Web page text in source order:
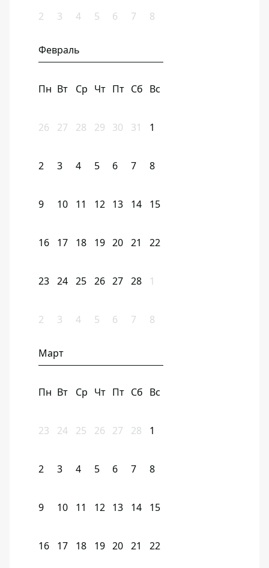
2 3 4 5 6 7 8
Февраль
Пн Вт Ср Чт Пт Сб Вс
26 27 28 29 30 31 1
2 3 4 5 6 7 8
9 10 11 12 13 14 15
16 17 18 19 20 21 22
23 24 25 26 27 28 1
2 3 4 5 6 7 8
Март
Пн Вт Ср Чт Пт Сб Вс
23 24 25 26 27 28 1
2 3 4 5 6 7 8
9 10 11 12 13 14 15
16 17 18 19 20 21 22